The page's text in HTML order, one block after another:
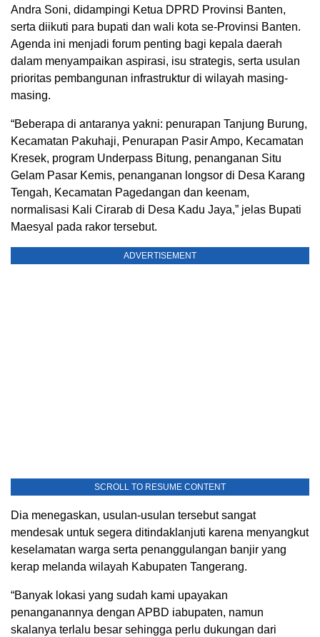
Andra Soni, didampingi Ketua DPRD Provinsi Banten,
serta diikuti para bupati dan wali kota se-Provinsi Banten.
Agenda ini menjadi forum penting bagi kepala daerah
dalam menyampaikan aspirasi, isu strategis, serta usulan
prioritas pembangunan infrastruktur di wilayah masing-
masing.
“Beberapa di antaranya yakni: penurapan Tanjung Burung,
Kecamatan Pakuhaji, Penurapan Pasir Ampo, Kecamatan
Kresek, program Underpass Bitung, penanganan Situ
Gelam Pasar Kemis, penanganan longsor di Desa Karang
Tengah, Kecamatan Pagedangan dan keenam,
normalisasi Kali Cirarab di Desa Kadu Jaya,” jelas Bupati
Maesyal pada rakor tersebut.
ADVERTISEMENT
SCROLL TO RESUME CONTENT
Dia menegaskan, usulan-usulan tersebut sangat
mendesak untuk segera ditindaklanjuti karena menyangkut
keselamatan warga serta penanggulangan banjir yang
kerap melanda wilayah Kabupaten Tangerang.
“Banyak lokasi yang sudah kami upayakan
penanganannya dengan APBD iabupaten, namun
skalanya terlalu besar sehingga perlu dukungan dari